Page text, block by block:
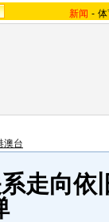
新闻 -
澳台
走向依